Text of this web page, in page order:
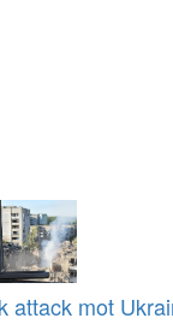
attack mot